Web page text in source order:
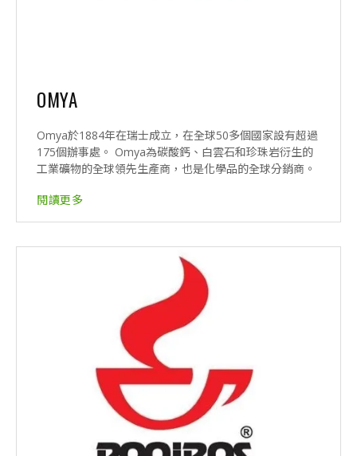
OMYA
Omya於1884年在瑞士成立，在全球50多個國家設有超過
175個辦事處。 Omya為碳酸鈣、白雲石和珍珠岩衍生的
工業礦物的全球領先生產商，也是化學品的全球分銷商。
閱讀更多